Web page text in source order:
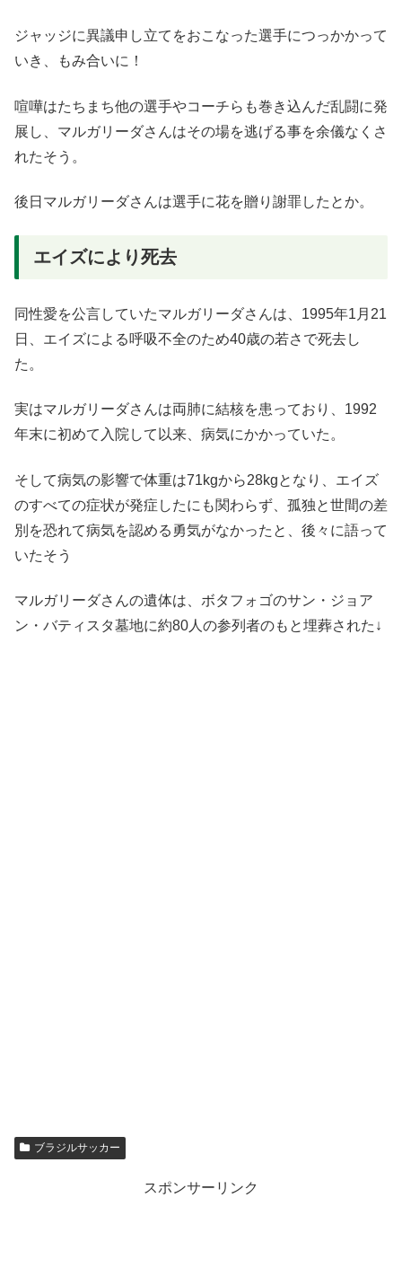
ジャッジに異議申し立てをおこなった選手につっかかって
いき、もみ合いに！
喧嘩はたちまち他の選手やコーチらも巻き込んだ乱闘に発
展し、マルガリーダさんはその場を逃げる事を余儀なくさ
れたそう。
後日マルガリーダさんは選手に花を贈り謝罪したとか。
エイズにより死去
同性愛を公言していたマルガリーダさんは、1995年1月21
日、エイズによる呼吸不全のため40歳の若さで死去し
た。
実はマルガリーダさんは両肺に結核を患っており、1992
年末に初めて入院して以来、病気にかかっていた。
そして病気の影響で体重は71kgから28kgとなり、エイズ
のすべての症状が発症したにも関わらず、孤独と世間の差
別を恐れて病気を認める勇気がなかったと、後々に語って
いたそう
マルガリーダさんの遺体は、ボタフォゴのサン・ジョア
ン・バティスタ墓地に約80人の参列者のもと埋葬された↓
ブラジルサッカー
スポンサーリンク